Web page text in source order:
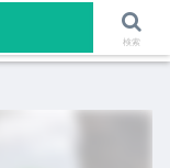
を発信！！
検索